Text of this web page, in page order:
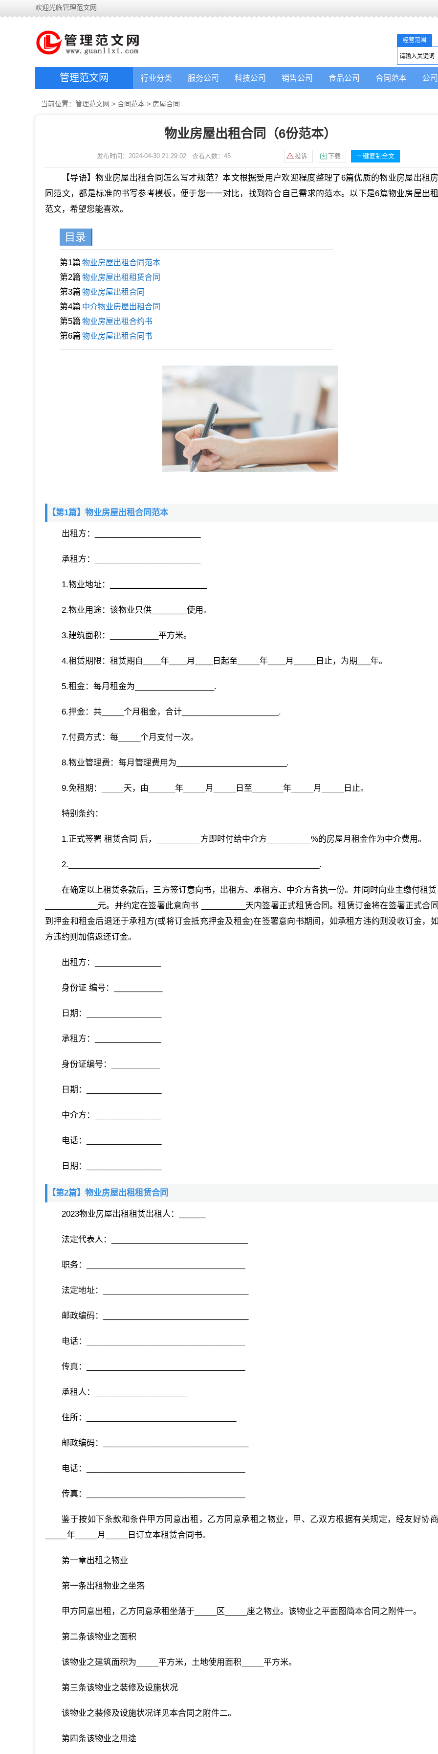
欢迎光临管理范文网
经营范围
管理范文网 行业分类 服务公司 科技公司 销售公司 食品公司 合同范本 公
当前位置： 管理范文网 > 合同范本 > 房屋合同
物业房屋出租合同（6份范本）
发布时间：2024-04-30 21:29:02 查看人数： 45 投诉 下载 一键复制全文
【导语】物业房屋出租合同怎么写才规范？本文根据受用户欢迎程度整理了6篇优质的物业房屋出租
同范文，都是标准的书写参考模板，便于您一一对比，找到符合自己需求的范本。以下是6篇物业房屋出
范文，希望您能喜欢。
目录
第1篇 物业房屋出租合同范本
第2篇 物业房屋出租租赁合同
第3篇 物业房屋出租合同
第4篇 中介物业房屋出租合同
第5篇 物业房屋出租合约书
第6篇 物业房屋出租合同书
【第1篇】物业房屋出租合同范本
出租方：________________________
承租方：________________________
1.物业地址：______________________
2.物业用途：该物业只供________使用。
3.建筑面积：___________平方米。
4.租赁期限：租赁期自____年____月____日起至_____年____月_____日止，为期___年。
5.租金：每月租金为__________________.
6.押金：共_____个月租金，合计______________________.
7.付费方式：每_____个月支付一次。
8.物业管理费：每月管理费用为_________________________.
9.免租期：_____天，由______年_____月_____日至_______年_____月_____日止。
特别条约：
1.正式签署 租赁合同 后，__________方即时付给中介方__________%的房屋月租金作为中介费用。
2._________________________________________________________.
在确定以上租赁条款后，三方签订意向书，出租方、承租方、中介方各执一份。并同时向业主缴付租
____________元。并约定在签署此意向书 __________天内签署正式租赁合同。租赁订金将在签署正式合
到押金和租金后退还于承租方(或将订金抵充押金及租金)在签署意向书期间，如承租方违约则没收订金，
方违约则加倍返还订金。
出租方：_______________
身份证 编号：___________
日期：_________________
承租方：_______________
身份证编号：___________
日期：_________________
中介方：_______________
电话：_________________
日期：_________________
【第2篇】物业房屋出租租赁合同
2023物业房屋出租租赁出租人：______
法定代表人：_______________________________
职务：____________________________________
法定地址：_________________________________
邮政编码：_________________________________
电话：____________________________________
传真：____________________________________
承租人：_____________________
住所：__________________________________
邮政编码：_________________________________
电话：____________________________________
传真：____________________________________
鉴于按如下条款和条件甲方同意出租，乙方同意承租之物业，甲、乙双方根据有关规定，经友好协
_____年_____月_____日订立本租赁合同书。
第一章出租之物业
第一条出租物业之坐落
甲方同意出租，乙方同意承租坐落于_____区_____座之物业。该物业之平面图简本合同之附件一。
第二条该物业之面积
该物业之建筑面积为_____平方米，土地使用面积_____平方米。
第三条该物业之装修及设施状况
该物业之装修及设施状况详见本合同之附件二。
第四条该物业之用途